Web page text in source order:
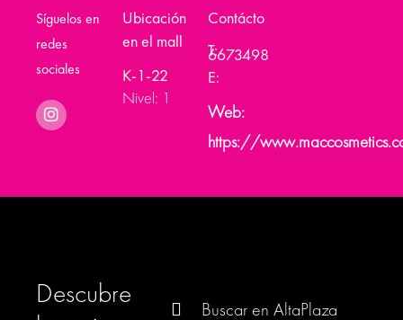
Síguelos en
redes
sociales
Ubicación
en el mall
K-1-22
Nivel: 1
Contácto
T:
6673498
E:
Web:
https://
Descubre